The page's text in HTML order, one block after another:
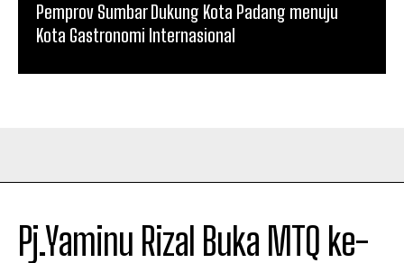
Pemprov Sumbar Dukung Kota Padang menuju
Kota Gastronomi Internasional